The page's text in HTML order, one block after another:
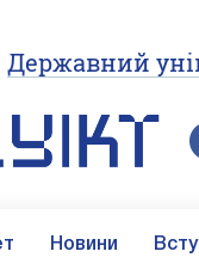
Державний
Новини